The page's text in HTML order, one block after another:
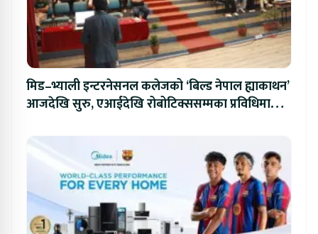
मिड–भ्याली इन्टरनेसनल कलेजको ‘बिल्ड नेपाल ह्याकाथन’
आजदेखि सुरु, एआईदेखि रोबोटिक्ससम्मका प्रविधिमा